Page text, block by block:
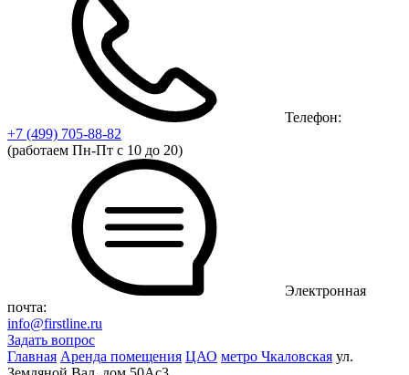
Телефон:
+7 (499) 705-88-82
(работаем Пн-Пт с 10 до 20)
Электронная
почта:
info@firstline.ru
Задать вопрос
Главная Аренда помещения ЦАО метро Чкаловская ул.